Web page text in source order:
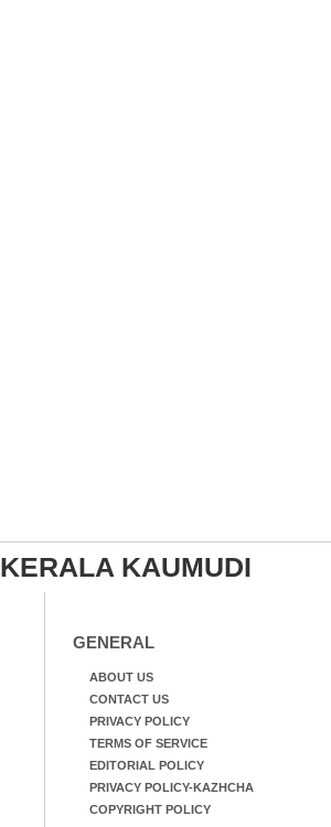
KERALA KAUMUDI
GENERAL
ABOUT US
CONTACT US
PRIVACY POLICY
TERMS OF SERVICE
EDITORIAL POLICY
PRIVACY POLICY-KAZHCHA
COPYRIGHT POLICY